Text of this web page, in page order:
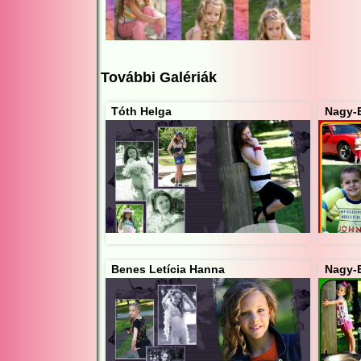
További Galériák
Tóth Helga Nagy-
Benes Letícia Hanna Nagy-